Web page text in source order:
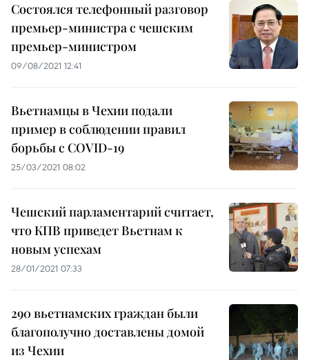
Состоялся телефонный разговор
премьер-министра с чешским
премьер-министром
09/08/2021 12:41
Вьетнамцы в Чехии подали
пример в соблюдении правил
борьбы с COVID-19
25/03/2021 08:02
Чешский парламентарий считает,
что КПВ приведет Вьетнам к
новым успехам
28/01/2021 07:33
290 вьетнамских граждан были
благополучно доставлены домой
из Чехии